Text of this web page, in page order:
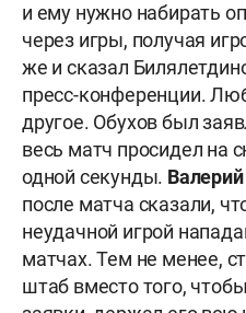
и ему нужно набирать
через игры, получая
же и сказал
пресс-конференции.
другое. Обухов был
весь матч просидел на
одной секунды.
после матча сказали,
неудачной игрой
матчах. Тем не менее,
штаб вместо того,